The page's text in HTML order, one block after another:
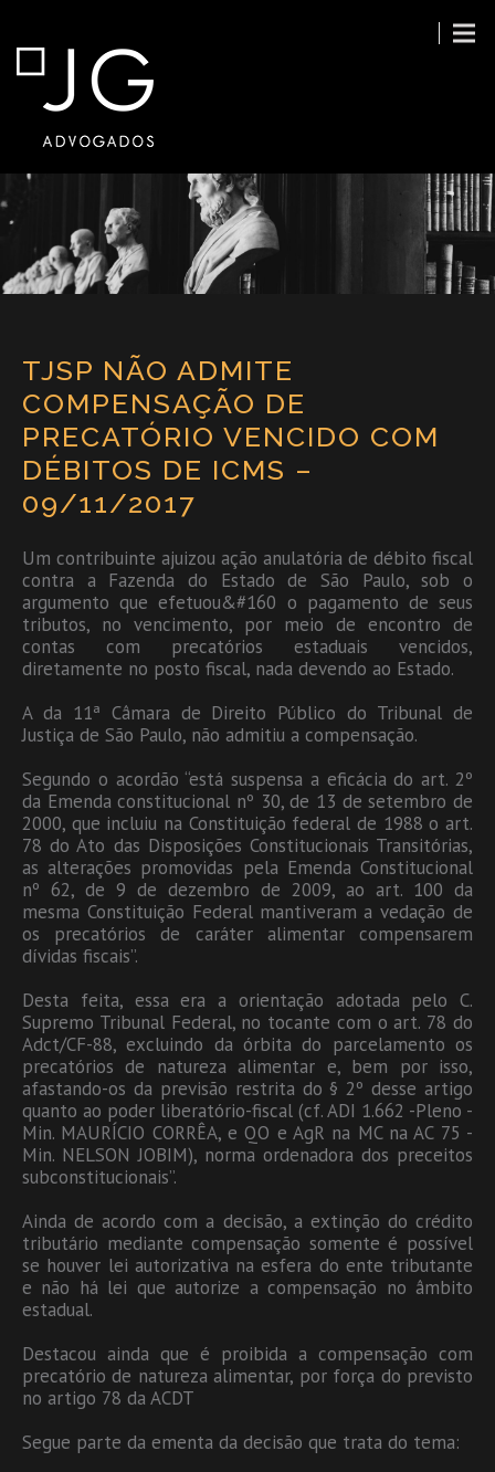
TJSP NÃO ADMITE
COMPENSAÇÃO DE
PRECATÓRIO VENCIDO COM
DÉBITOS DE ICMS –
09/11/2017
Um contribuinte ajuizou ação anulatória de débito fiscal
contra a Fazenda do Estado de São Paulo, sob o
argumento que efetuou&#160 o pagamento de seus
tributos, no vencimento, por meio de encontro de
contas com precatórios estaduais vencidos,
diretamente no posto fiscal, nada devendo ao Estado.
A da 11ª Câmara de Direito Público do Tribunal de
Justiça de São Paulo, não admitiu a compensação.
Segundo o acordão “está suspensa a eficácia do art. 2º
da Emenda constitucional nº 30, de 13 de setembro de
2000, que incluiu na Constituição federal de 1988 o art.
78 do Ato das Disposições Constitucionais Transitórias,
as alterações promovidas pela Emenda Constitucional
nº 62, de 9 de dezembro de 2009, ao art. 100 da
mesma Constituição Federal mantiveram a vedação de
os precatórios de caráter alimentar compensarem
dívidas fiscais”.
Desta feita, essa era a orientação adotada pelo C.
Supremo Tribunal Federal, no tocante com o art. 78 do
Adct/CF-88, excluindo da órbita do parcelamento os
precatórios de natureza alimentar e, bem por isso,
afastando-os da previsão restrita do § 2º desse artigo
quanto ao poder liberatório-fiscal (cf. ADI 1.662 -Pleno -
Min. MAURÍCIO CORRÊA, e QO e AgR na MC na AC 75 -
Min. NELSON JOBIM), norma ordenadora dos preceitos
subconstitucionais”.
Ainda de acordo com a decisão, a extinção do crédito
tributário mediante compensação somente é possível
se houver lei autorizativa na esfera do ente tributante
e não há lei que autorize a compensação no âmbito
estadual.
Destacou ainda que é proibida a compensação com
precatório de natureza alimentar, por força do previsto
no artigo 78 da ACDT
Segue parte da ementa da decisão que trata do tema: